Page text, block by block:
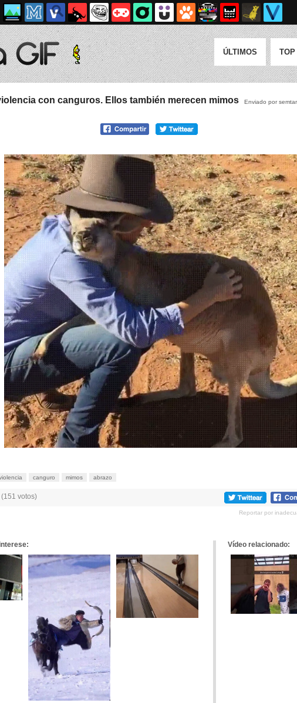
ÚLTIMOS TOP
Enviado por
con canguros. Ellos también merecen mimos
canguro mimos abrazo
votos)
Reportar por
Vídeo relacionado: